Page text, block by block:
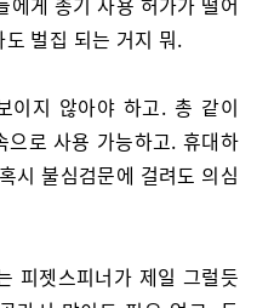
벌집 되는 거지 뭐.
이지 않아야 하고. 총 같이
로 사용 가능하고. 휴대하
시 불심검문에 걸려도 의심
피젯스피너가 제일 그럴듯